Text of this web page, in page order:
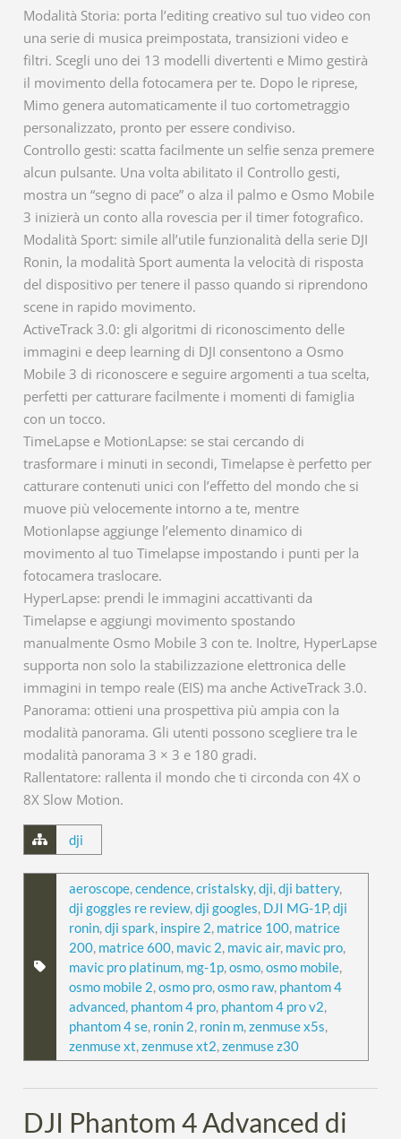
Modalità Storia: porta l’editing creativo sul tuo video con
una serie di musica preimpostata, transizioni video e
filtri. Scegli uno dei 13 modelli divertenti e Mimo gestirà
il movimento della fotocamera per te. Dopo le riprese,
Mimo genera automaticamente il tuo cortometraggio
personalizzato, pronto per essere condiviso.
Controllo gesti: scatta facilmente un selfie senza premere
alcun pulsante. Una volta abilitato il Controllo gesti,
mostra un “segno di pace” o alza il palmo e Osmo Mobile
3 inizierà un conto alla rovescia per il timer fotografico.
Modalità Sport: simile all’utile funzionalità della serie DJI
Ronin, la modalità Sport aumenta la velocità di risposta
del dispositivo per tenere il passo quando si riprendono
scene in rapido movimento.
ActiveTrack 3.0: gli algoritmi di riconoscimento delle
immagini e deep learning di DJI consentono a Osmo
Mobile 3 di riconoscere e seguire argomenti a tua scelta,
perfetti per catturare facilmente i momenti di famiglia
con un tocco.
TimeLapse e MotionLapse: se stai cercando di
trasformare i minuti in secondi, Timelapse è perfetto per
catturare contenuti unici con l’effetto del mondo che si
muove più velocemente intorno a te, mentre
Motionlapse aggiunge l’elemento dinamico di
movimento al tuo Timelapse impostando i punti per la
fotocamera traslocare.
HyperLapse: prendi le immagini accattivanti da
Timelapse e aggiungi movimento spostando
manualmente Osmo Mobile 3 con te. Inoltre, HyperLapse
supporta non solo la stabilizzazione elettronica delle
immagini in tempo reale (EIS) ma anche ActiveTrack 3.0.
Panorama: ottieni una prospettiva più ampia con la
modalità panorama. Gli utenti possono scegliere tra le
modalità panorama 3 × 3 e 180 gradi.
Rallentatore: rallenta il mondo che ti circonda con 4X o
8X Slow Motion.
dji
aeroscope,cendence,cristalsky,dji,dji battery,
dji goggles re review,dji googles, DJI MG-1P,dji
ronin,dji spark, inspire 2, matrice 100, matrice
200, matrice 600, mavic 2, mavic air, mavic pro,
mavic pro platinum, mg-1p,osmo,osmo mobile,
osmo mobile 2,osmo pro,osmo raw, phantom 4
advanced, phantom 4 pro, phantom 4 pro v2,
phantom 4 se, ronin 2, ronin m,zenmuse x5s,
zenmuse xt,zenmuse xt2,zenmuse z30
DJI Phantom 4 Advanced di